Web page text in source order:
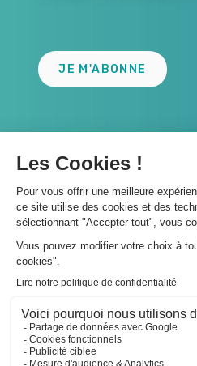
JE M'ABONNE
A propos 👇
Suivez-nous 👇
Infos légales 👇